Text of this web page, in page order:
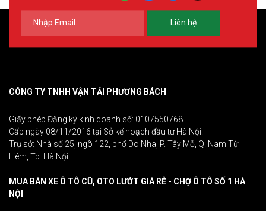
Liên hệ
CÔNG TY TNHH VẬN TẢI PHƯƠNG BÁCH
Giấy phép Đăng ký kinh doanh số: 0107550768.
Cấp ngày 08/11/2016 tại Sở kế hoạch đầu tư Hà Nội.
Trụ sở: Nhà số 25, ngõ 122, phố Do Nha, P. Tây Mỗ, Q. Nam Từ
Liêm, Tp. Hà Nội
MUA BÁN XE Ô TÔ CŨ, OTO LƯỚT GIÁ RẺ - CHỢ Ô TÔ SỐ 1 HÀ
NỘI